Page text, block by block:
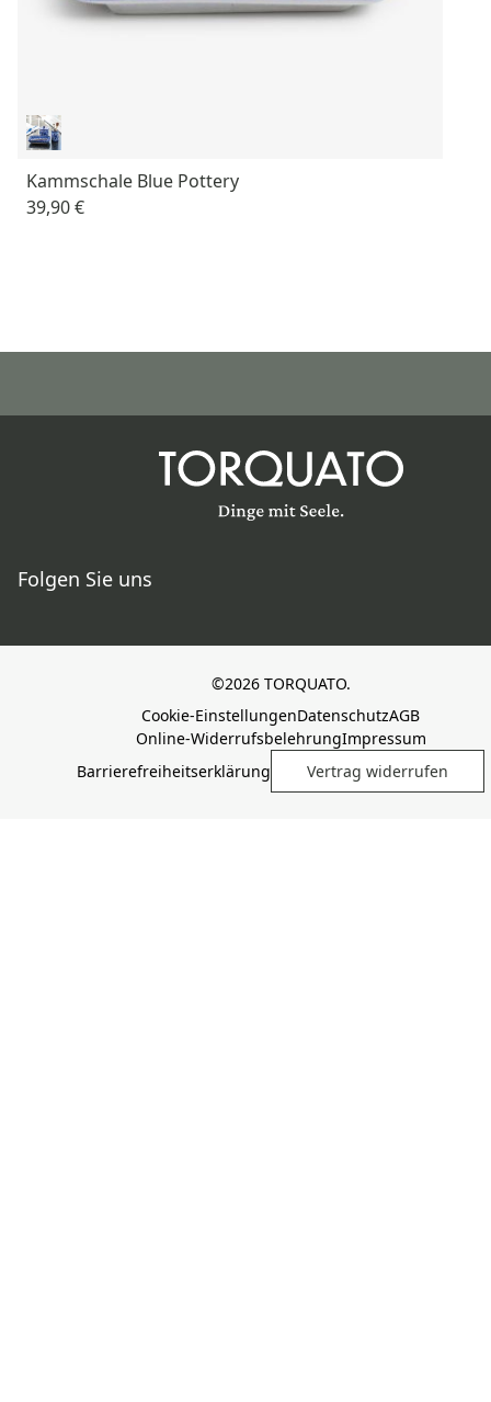
Kammschale Blue Pottery
39,90 €
Folgen Sie uns
©2026 TORQUATO.
Cookie-EinstellungenDatenschutzAGB
Online-WiderrufsbelehrungImpressum
Barrierefreiheitserklärung
Vertrag widerrufen